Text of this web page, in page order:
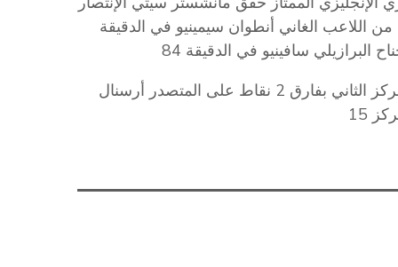
اللاعب الغاني أنطوان سيمينيو في الدقيقة
إنتصار رفع به مانشستر سيتي رصيده ل 77 نقطة في المركز الثاني بفارق 2 نقاط على المتصدر أرسنال